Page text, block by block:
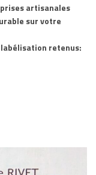
artisanales
sur votre
retenus: